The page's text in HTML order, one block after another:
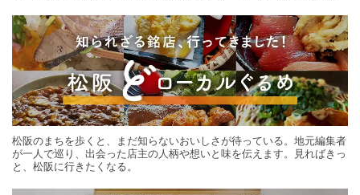
松阪のまちを歩くと、まだ知らないおいしさが待っている。地元編集者
が一人で巡り、出会った店主の人柄や想いと味を伝えます。見ればきっ
と、松阪に行きたくなる。